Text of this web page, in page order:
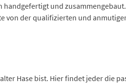
und
der qualifizierten und
Hase bist. Hier findet jeder die